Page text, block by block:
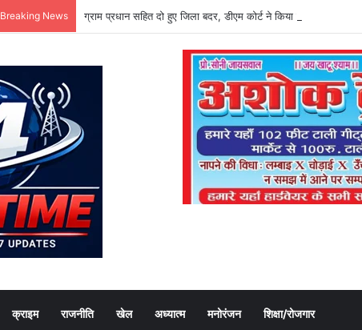
Breaking News ग्राम प्रधान सहित दो हुए जिला बदर, डीएम कोर्ट ने किया जिला बदर
क्राइम राजनीति खेल अध्यात्म मनोरंजन शिक्षा/रोजगार